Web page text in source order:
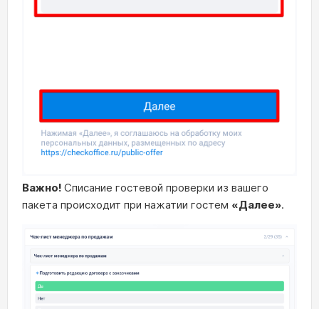
Важно! Списание гостевой проверки из вашего
пакета происходит при нажатии гостем «Далее».